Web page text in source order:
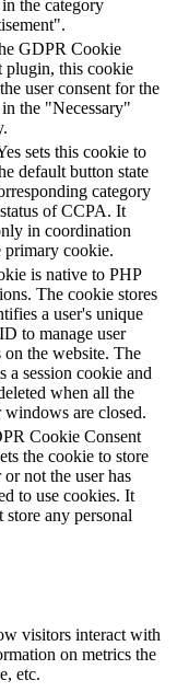
the category
GDPR Cookie
plugin, this cookie
user consent for the
the "Necessary"
sets this cookie to
default button state
category
of CCPA. It
in coordination
primary cookie.
is native to PHP
The cookie stores
a user's unique
to manage user
on the website. The
a session cookie and
when all the
windows are closed.
Cookie Consent
the cookie to store
not the user has
to use cookies. It
store any personal
visitors interact with
on metrics the
etc.